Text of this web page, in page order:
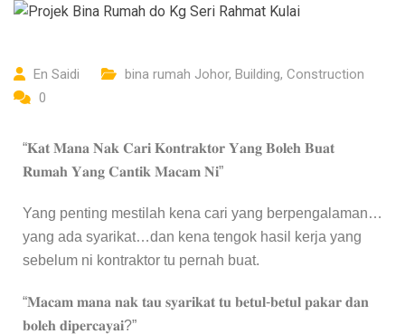
En Saidi bina rumah Johor, Building, Construction
0
“𝐊𝐚𝐭 𝐌𝐚𝐧𝐚 𝐍𝐚𝐤 𝐂𝐚𝐫𝐢 𝐊𝐨𝐧𝐭𝐫𝐚𝐤𝐭𝐨𝐫 𝐘𝐚𝐧𝐠 𝐁𝐨𝐥𝐞𝐡 𝐁𝐮𝐚𝐭
𝐑𝐮𝐦𝐚𝐡 𝐘𝐚𝐧𝐠 𝐂𝐚𝐧𝐭𝐢𝐤 𝐌𝐚𝐜𝐚𝐦 𝐍𝐢”
Yang penting mestilah kena cari yang berpengalaman…
yang ada syarikat…dan kena tengok hasil kerja yang
sebelum ni kontraktor tu pernah buat.
“𝐌𝐚𝐜𝐚𝐦 𝐦𝐚𝐧𝐚 𝐧𝐚𝐤 𝐭𝐚𝐮 𝐬𝐲𝐚𝐫𝐢𝐤𝐚𝐭 𝐭𝐮 𝐛𝐞𝐭𝐮𝐥-𝐛𝐞𝐭𝐮𝐥 𝐩𝐚𝐤𝐚𝐫 𝐝𝐚𝐧
𝐛𝐨𝐥𝐞𝐡 𝐝𝐢𝐩𝐞𝐫𝐜𝐚𝐲𝐚𝐢?”